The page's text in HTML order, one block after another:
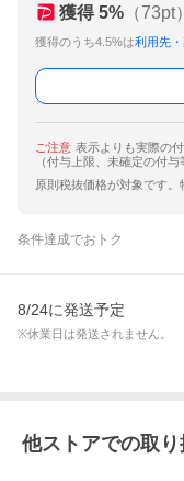
獲得 5% （73pt）
獲得のうち4.5%は利用先
ご注意 表示よりも実際の
（付与上限、未確定の付与
原則税抜価格が対象です。
条件達成でおトク
8/24に発送予定
※休業日は発送されません。
他ストアでの取